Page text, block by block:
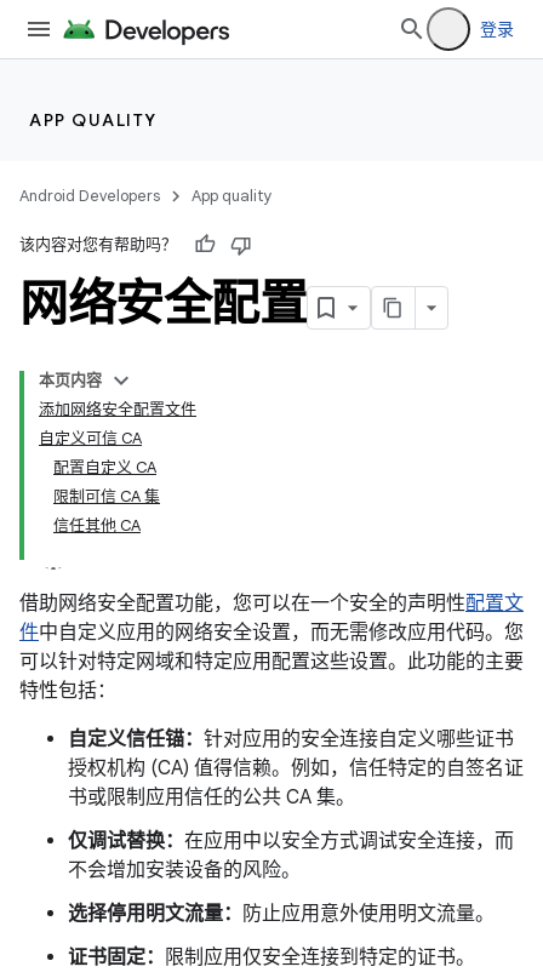
登录
APP QUALITY
Android Developers App quality
该内容对您有帮助吗？
网络安全配置
本页内容
添加网络安全配置文件
自定义可信 CA
配置自定义 CA
限制可信 CA 集
信任其他 CA
借助网络安全配置功能，您可以在一个安全的声明性配置文
件中自定义应用的网络安全设置，而无需修改应用代码。您
可以针对特定网域和特定应用配置这些设置。此功能的主要
特性包括：
自定义信任锚： 针对应用的安全连接自定义哪些证书
授权机构 (CA) 值得信赖。例如，信任特定的自签名证
书或限制应用信任的公共 CA 集。
仅调试替换： 在应用中以安全方式调试安全连接，而
不会增加安装设备的风险。
选择停用明文流量：
防止应用意外使用明文流量。
证书固定：
限制应用仅安全连接到特定的证书。